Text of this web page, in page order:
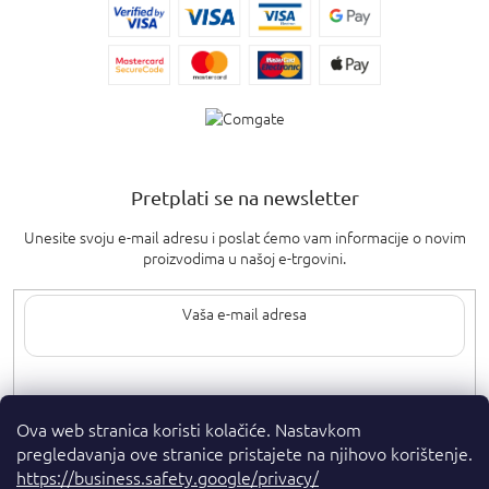
Ova web stranica koristi kolačiće. Nastavkom
pregledavanja ove stranice pristajete na njihovo korištenje.
https://business.safety.google/privacy/
Pretplati se na newsletter
Unesite svoju e-mail adresu i poslat ćemo vam informacije o novim
proizvodima u našoj e-trgovini.
Upisom svoje e-pošte pristajete nauvjete privatnosti.